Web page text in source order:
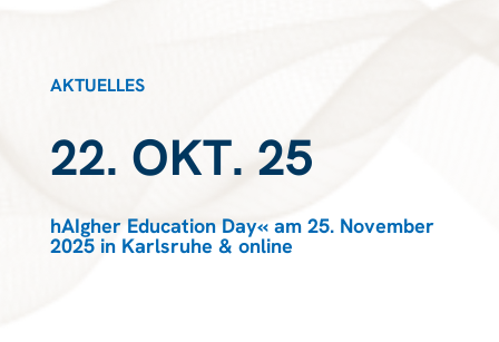
AKTUELLES
22. OKT. 25
hAIgher Education Day« am 25. November
2025 in Karlsruhe & online